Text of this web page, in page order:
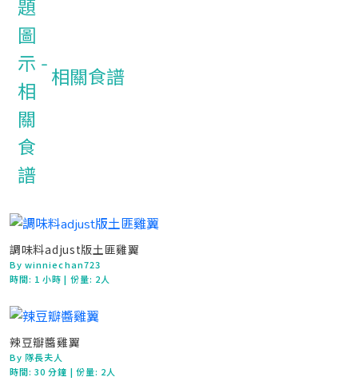
相關食譜
調味料adjust版土匪雞翼
By winniechan723
時間: 1 小時| 份量: 2人
辣豆瓣醬雞翼
By 隊長夫人
時間:30 分鐘 | 份量: 2人